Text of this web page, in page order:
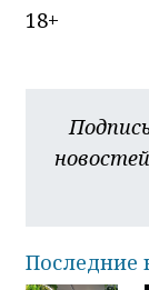
18+
Последние